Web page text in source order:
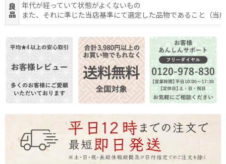
良
品
年代が経っていて状態がよくないもの
また、それに準じた当店基準にて選定した品物であること（当